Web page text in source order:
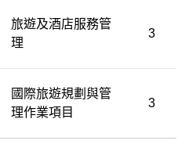
旅遊及酒店服務管
理
3
國際旅遊規劃與管
理作業項目
3